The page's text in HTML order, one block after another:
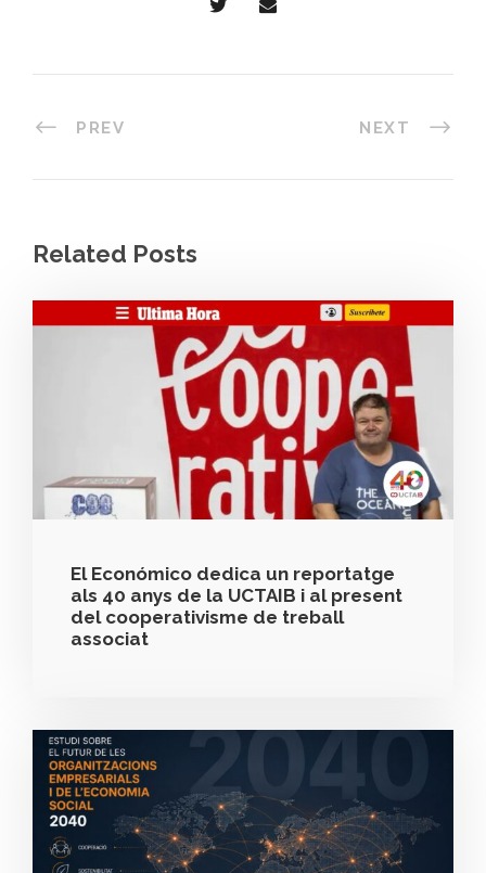
PREV NEXT
Related Posts
El Económico dedica un reportatge
als 40 anys de la UCTAIB i al present
del cooperativisme de treball
associat